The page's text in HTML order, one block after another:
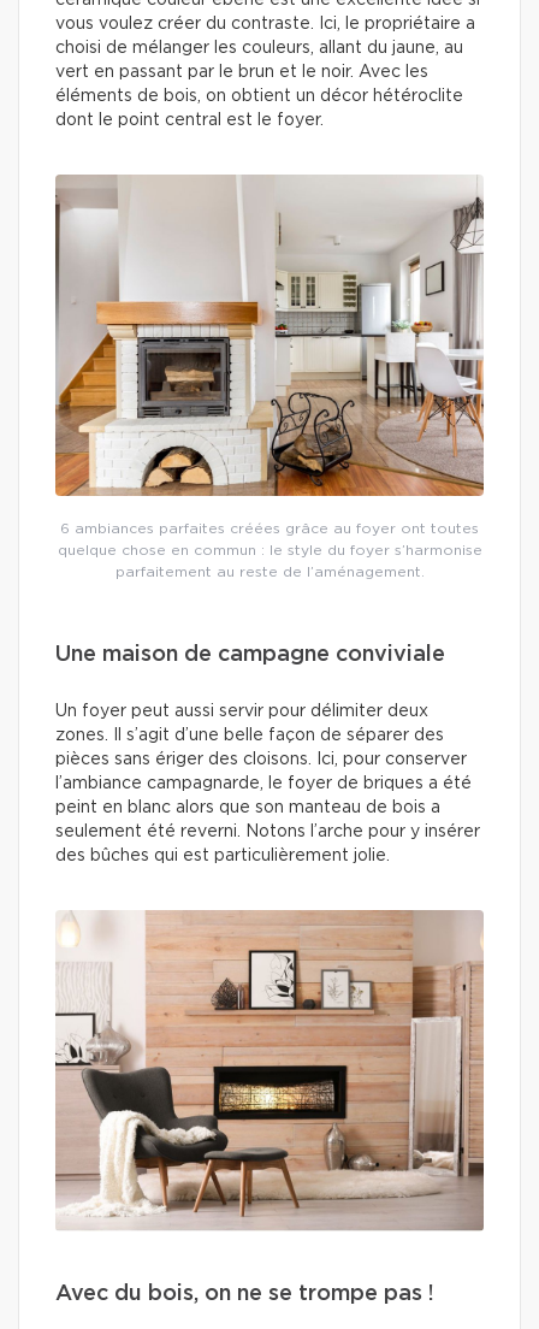
vous voulez créer du contraste. Ici, le propriétaire a
choisi de mélanger les couleurs, allant du jaune, au
vert en passant par le brun et le noir. Avec les
éléments de bois, on obtient un décor hétéroclite
dont le point central est le foyer.
6 ambiances parfaites créées grâce au foyer ont toutes
quelque chose en commun : le style du foyer s’harmonise
parfaitement au reste de l’aménagement.
Une maison de campagne conviviale
Un foyer peut aussi servir pour délimiter deux
zones. Il s’agit d’une belle façon de séparer des
pièces sans ériger des cloisons. Ici, pour conserver
l’ambiance campagnarde, le foyer de briques a été
peint en blanc alors que son manteau de bois a
seulement été reverni. Notons l’arche pour y insérer
des bûches qui est particulièrement jolie.
Avec du bois, on ne se trompe pas !